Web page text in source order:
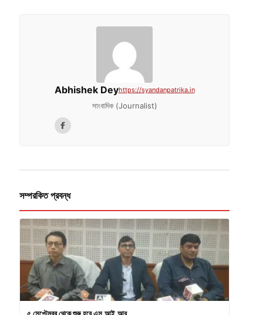
Abhishek Deyhttps://syandanpatrika.in
সাংবাদিক (Journalist)
সম্পরকিত প্রবন্ধ
৫ সেপ্টেম্বর থেকে শুরু হবে এস.আই.আর